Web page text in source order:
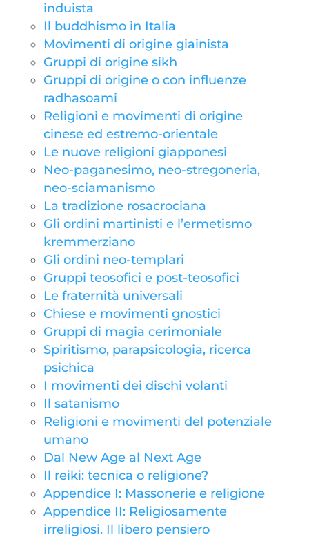
induista
Il buddhismo in Italia
Movimenti di origine giainista
Gruppi di origine sikh
Gruppi di origine o con influenze
radhasoami
Religioni e movimenti di origine
cinese ed estremo-orientale
Le nuove religioni giapponesi
Neo-paganesimo, neo-stregoneria,
neo-sciamanismo
La tradizione rosacrociana
Gli ordini martinisti e l’ermetismo
kremmerziano
Gli ordini neo-templari
Gruppi teosofici e post-teosofici
Le fraternità universali
Chiese e movimenti gnostici
Gruppi di magia cerimoniale
Spiritismo, parapsicologia, ricerca
psichica
I movimenti dei dischi volanti
Il satanismo
Religioni e movimenti del potenziale
umano
Dal New Age al Next Age
Il reiki: tecnica o religione?
Appendice I: Massonerie e religione
Appendice II: Religiosamente
irreligiosi. Il libero pensiero